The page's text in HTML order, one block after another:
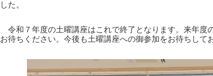
した。
令和７年度の土曜講座はこれで終了となります。来年度
お待ちください。今後も土曜講座への御参加をお待ちして